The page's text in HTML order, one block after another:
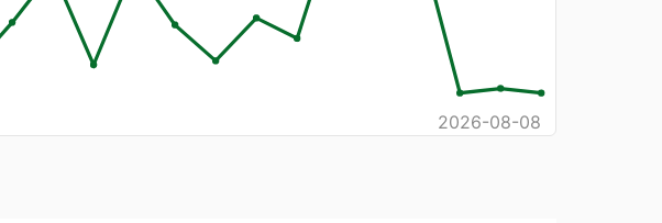
2026-08-08